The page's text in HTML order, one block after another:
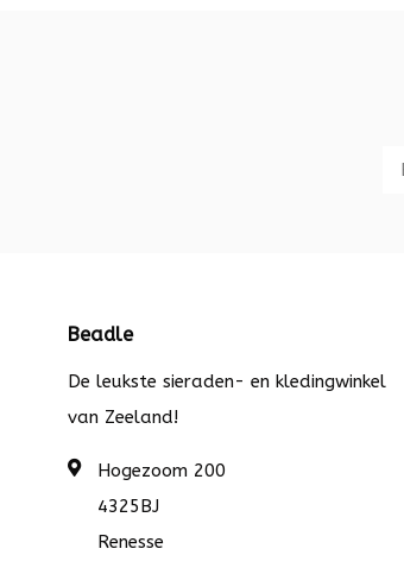
Beadle
De leukste sieraden- en kledingwinkel
van Zeeland!
Hogezoom 200
4325BJ
Renesse